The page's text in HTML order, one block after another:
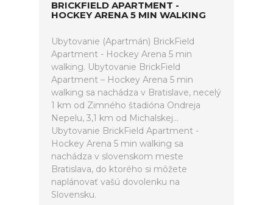
BRICKFIELD APARTMENT -
HOCKEY ARENA 5 MIN WALKING
Ubytovanie (Apartmán) BrickField
Apartment - Hockey Arena 5 min
walking. Ubytovanie BrickField
Apartment – Hockey Arena 5 min
walking sa nachádza v Bratislave, necelý
1 km od Zimného štadióna Ondreja
Nepelu, 3,1 km od Michalskej...
Ubytovanie BrickField Apartment -
Hockey Arena 5 min walking sa
nachádza v slovenskom meste
Bratislava, do ktorého si môžete
naplánovať vašú dovolenku na
Slovensku.